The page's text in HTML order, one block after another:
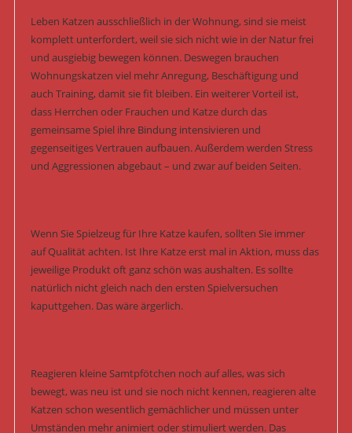
Leben Katzen ausschließlich in der Wohnung, sind sie meist
komplett unterfordert, weil sie sich nicht wie in der Natur frei
und ausgiebig bewegen können. Deswegen brauchen
Wohnungskatzen viel mehr Anregung, Beschäftigung und
auch Training, damit sie fit bleiben. Ein weiterer Vorteil ist,
dass Herrchen oder Frauchen und Katze durch das
gemeinsame Spiel ihre Bindung intensivieren und
gegenseitiges Vertrauen aufbauen. Außerdem werden Stress
und Aggressionen abgebaut – und zwar auf beiden Seiten.
Wenn Sie Spielzeug für Ihre Katze kaufen, sollten Sie immer
auf Qualität achten. Ist Ihre Katze erst mal in Aktion, muss das
jeweilige Produkt oft ganz schön was aushalten. Es sollte
natürlich nicht gleich nach den ersten Spielversuchen
kaputtgehen. Das wäre ärgerlich.
Reagieren kleine Samtpfötchen noch auf alles, was sich
bewegt, was neu ist und sie noch nicht kennen, reagieren alte
Katzen schon wesentlich gemächlicher und müssen unter
Umständen mehr animiert oder stimuliert werden. Das